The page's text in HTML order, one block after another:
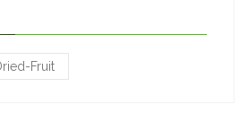
Fruit